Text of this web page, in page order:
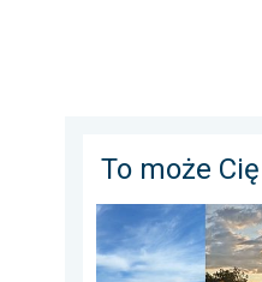
To może
Półmetek wakacji.